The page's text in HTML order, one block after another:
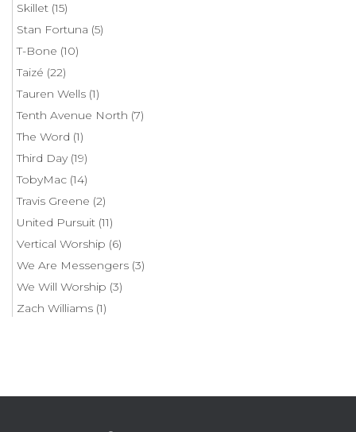
Skillet (15)
Stan Fortuna (5)
T-Bone (10)
Taizé (22)
Tauren Wells (1)
Tenth Avenue North (7)
The Word (1)
Third Day(19)
TobyMac (14)
Travis Greene (2)
United Pursuit (11)
Vertical Worship (6)
We Are Messengers (3)
We Will Worship (3)
Zach Williams (1)